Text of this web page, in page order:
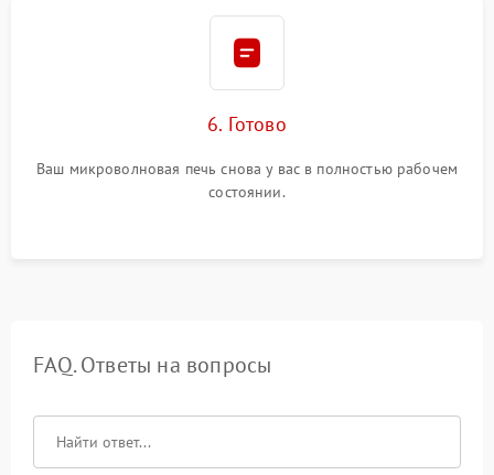
6. Готово
Ваш микроволновая печь снова у вас в полностью рабочем
состоянии.
FAQ. Ответы на вопросы